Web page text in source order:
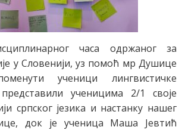
часа одржаног за
у Словенији, уз помоћ мр Душице
ученици лингвистичке
ученицима 2/1 своје
српског језика и настанку нашег
док је ученица Маша Јевтић